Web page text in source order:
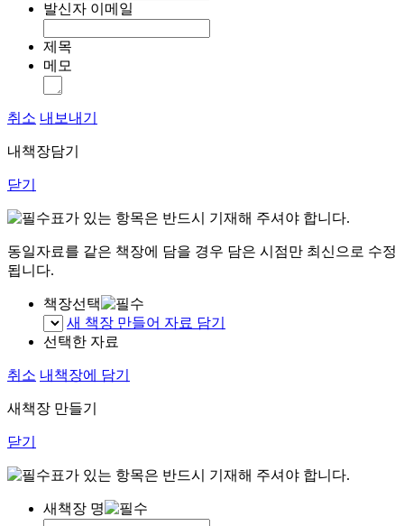
발신자 이메일
제목
메모
취소 내보내기
내책장담기
닫기
표가 있는 항목은 반드시 기재해 주셔야 합니다.
동일자료를 같은 책장에 담을 경우 담은 시점만 최신으로 수정
됩니다.
책장선택
새 책장 만들어 자료 담기
선택한 자료
취소 내책장에 담기
새책장 만들기
닫기
표가 있는 항목은 반드시 기재해 주셔야 합니다.
새책장 명